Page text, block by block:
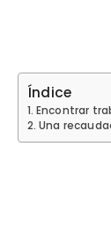
Índice
Encontrar
Una